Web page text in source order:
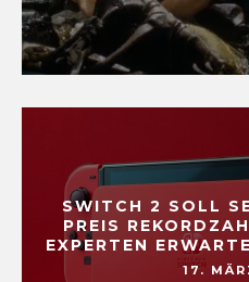
SWITCH 2 SOLL
PREIS
EXPERTEN
17.